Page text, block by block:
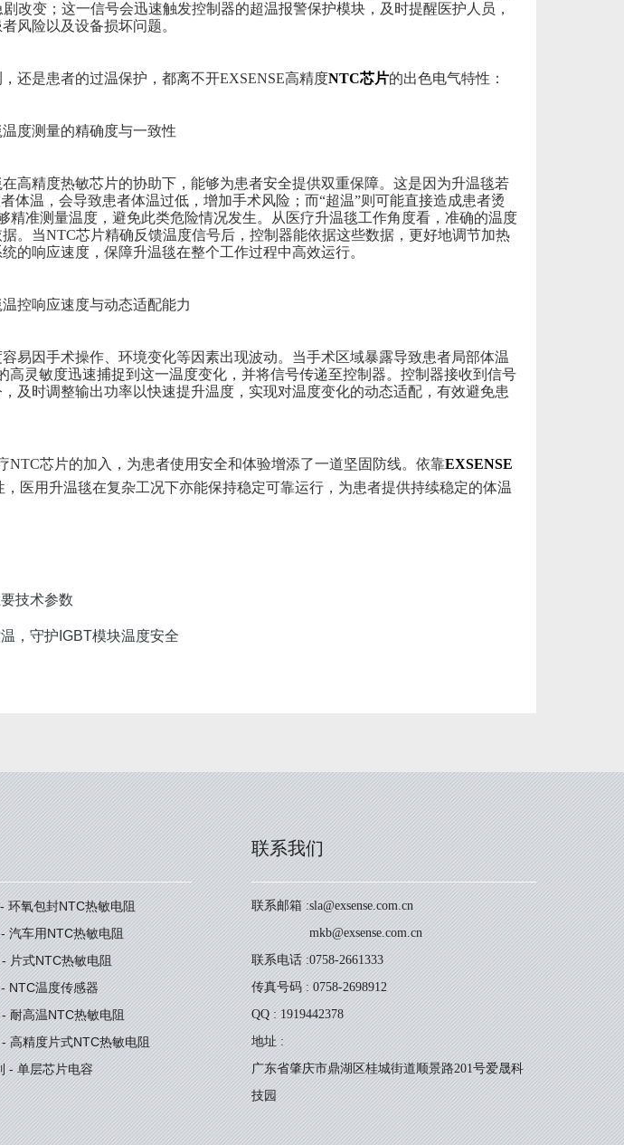
剧改变；这一信号会迅速触发控制器的超温报警保护模块，及时提醒医护人员，
风险以及设备损坏问题。
还是患者的过温保护，都离不开EXSENSE高精度NTC芯片的出色电气特性：
度测量的精确度与一致性
高精度热敏芯片的协助下，能够为患者安全提供双重保障。这是因为升温毯若
体温，会导致患者体温过低，增加手术风险；而“超温”则可能直接造成患者烫
精准测量温度，避免此类危险情况发生。从医疗升温毯工作角度看，准确的温度
。当NTC芯片精确反馈温度信号后，控制器能依据这些数据，更好地调节加热
的响应速度，保障升温毯在整个工作过程中高效运行。
控响应速度与动态适配能力
易因手术操作、环境变化等因素出现波动。当手术区域暴露导致患者局部体温
高灵敏度迅速捕捉到这一温度变化，并将信号传递至控制器。控制器接收到信号
及时调整输出功率以快速提升温度，实现对温度变化的动态适配，有效避免患
NTC芯片的加入， 为患者使用安全和体验增添了一道坚固防线。依靠EXSENSE
，医用升温毯在复杂工况下亦能保持稳定可靠运行，为患者提供持续稳定的体温
技术参数
，守护IGBT模块温度安全
环氧包封NTC热敏电阻
汽车用NTC热敏电阻
片式NTC热敏电阻
NTC温度传感器
耐高温NTC热敏电阻
高精度片式NTC热敏电阻
- 单层芯片电容
联系我们
联系邮箱 :sla@exsense.com.cn
mkb@exsense.com.cn
联系电话 :0758-2661333
传真号码 : 0758-2698912
QQ : 1919442378
地址 :
广东省肇庆市鼎湖区桂城街道顺景路201号爱晟科
技园